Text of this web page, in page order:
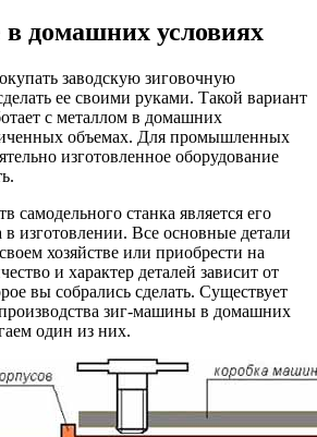
в домашних условиях
заводскую зиговочную
ее своими руками. Такой вариант
с металлом в домашних
объемах. Для промышленных
изготовленное оборудование
станка является его
в изготовлении. Все основные детали
хозяйстве или приобрести на
и характер деталей зависит от
вы собрались сделать. Существует
зиг-машины в домашних
один из них.